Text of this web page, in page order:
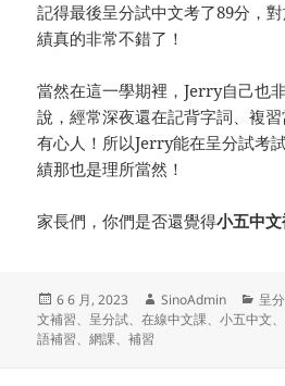
記得最後呈分試中文考了89分，
績真的非常不錯了！
當然在這一學期裡，Jerry自己也
說，經常深夜還在記背字詞、複
有心人！所以Jerry能在呈分試考
績那也是理所當然！
家長們，你們是否還覺得小五中
发
布
于
6 6 月, 2023
作
者
SinoAdmin
分
类
呈
文補習、 呈分試、在線中文課、小五中文、
語補習、網課、補習